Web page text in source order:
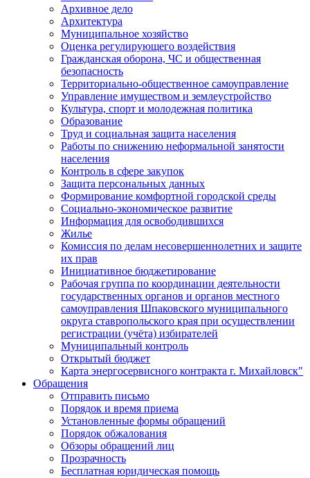
Архивное дело
Архитектура
Муниципальное хозяйство
Оценка регулирующего воздействия
Гражданская оборона, ЧС и общественная
безопасность
Территориально-общественное самоуправление
Управление имуществом и землеустройство
Культура, спорт и молодежная политика
Образование
Труд и социальная защита населения
Работы по снижению неформальной занятости
населения
Контроль в сфере закупок
Защита персональных данных
Формирование комфортной городской среды
Социально-экономическое развитие
Информация для освободившихся
Жилье
Комиссия по делам несовершеннолетних и защите
их прав
Инициативное бюджетирование
Рабочая группа по координации деятельности
государственных органов и органов местного
самоуправления Шпаковского муниципального
округа ставропольского края при осуществлении
регистрации (учёта) избирателей
Муниципальный контроль
Открытый бюджет
Карта энергосервисного контракта г. Михайловск"
Обращения
Отправить письмо
Порядок и время приема
Установленные формы обращений
Порядок обжалования
Обзоры обращений лиц
Прозрачность
Бесплатная юридическая помощь